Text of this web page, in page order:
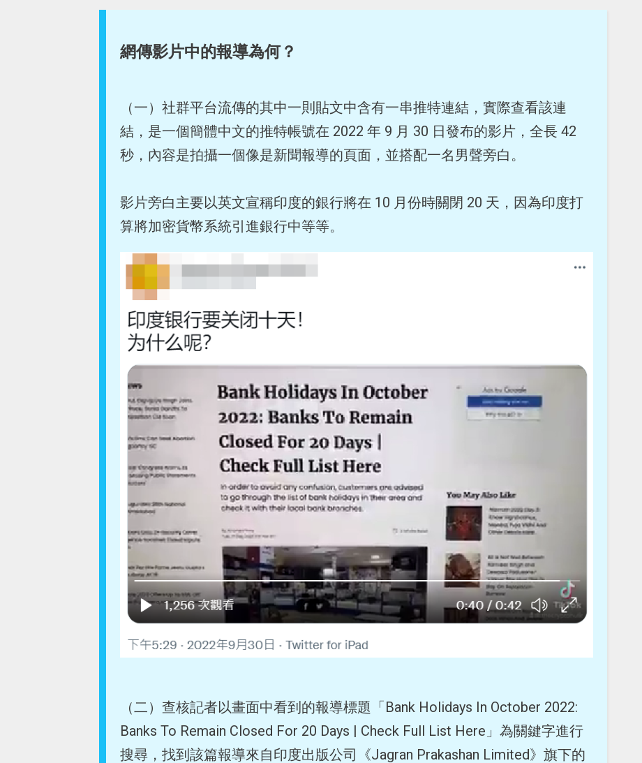
網傳影片中的報導為何？
（一）社群平台流傳的其中一則貼文中含有一串推特連結，實際查看該連
結，是一個簡體中文的推特帳號在 2022 年 9 月 30 日發布的影片，全長 42
秒，內容是拍攝一個像是新聞報導的頁面，並搭配一名男聲旁白。
影片旁白主要以英文宣稱印度的銀行將在 10 月份時關閉 20 天，因為印度打
算將加密貨幣系統引進銀行中等等。
（二）查核記者以畫面中看到的報導標題「Bank Holidays In October 2022:
Banks To Remain Closed For 20 Days | Check Full List Here」為關鍵字進行
搜尋，找到該篇報導來自印度出版公司《Jagran Prakashan Limited》旗下的